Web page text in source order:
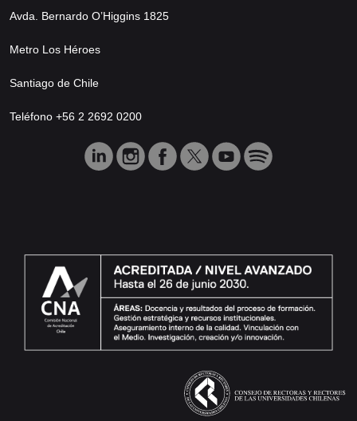
Avda. Bernardo O’Higgins 1825
Metro Los Héroes
Santiago de Chile
Teléfono +56 2 2692 0200